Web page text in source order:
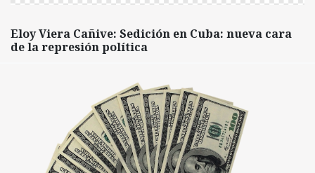
Eloy Viera Cañive: Sedición en Cuba: nueva cara
de la represión política